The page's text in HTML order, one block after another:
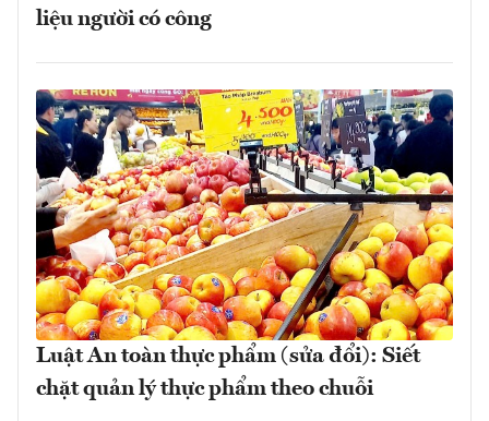
liệu người có công
Luật An toàn thực phẩm (sửa đổi): Siết
chặt quản lý thực phẩm theo chuỗi